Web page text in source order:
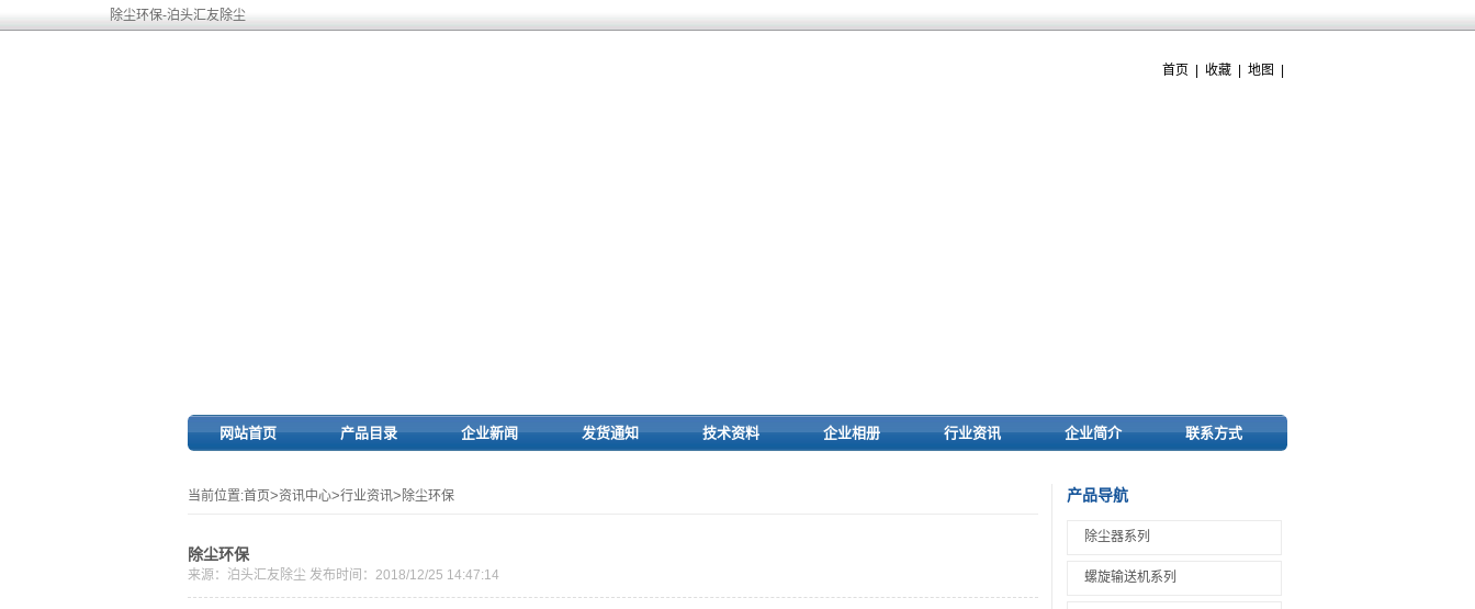
除尘环保-泊头汇友除尘
首页 收藏 地图
网站首页 产品目录 企业新闻 发货通知 技术资料 企业相册 行业资讯 企业简介 联系方式
当前位置:首页>资讯中心>行业资讯> 除尘环保
除尘环保
来源： 泊头汇友除尘 发布时间：2018/12/25 14:47:14
产品导航
除尘器系列
螺旋输送机系列